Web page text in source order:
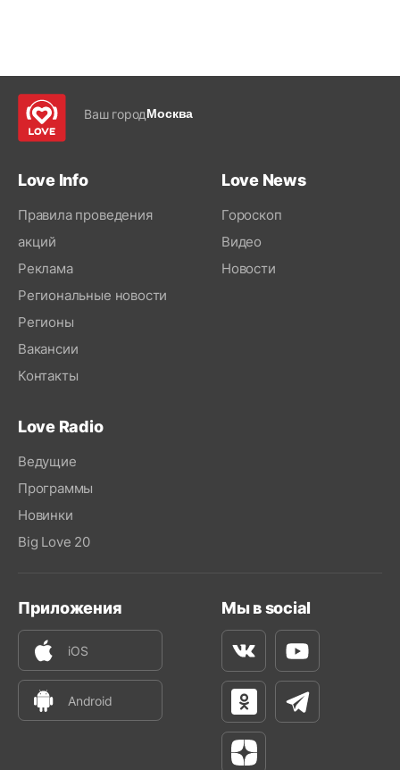
Ваш городМосква
Love Info
Правила проведения
акций
Реклама
Региональные новости
Регионы
Вакансии
Контакты
Love News
Гороскоп
Видео
Новости
Love Radio
Ведущие
Программы
Новинки
Big Love 20
Приложения
iOS
Android
Мы в social
ВконтактеYoutube
Одноклассники
Телеграм
Яндекс Дзен